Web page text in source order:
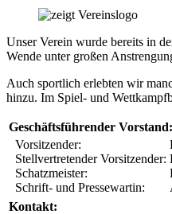
Unser Verein wurde bereits in
Wende unter großen
Auch sportlich erlebten wir
hinzu. Im Spiel- und
Geschäftsführender Vorstand:
Vorsitzender:
Stellvertretender Vorsitzender:
Schatzmeister:
Schrift- und Pressewartin:
Kontakt: